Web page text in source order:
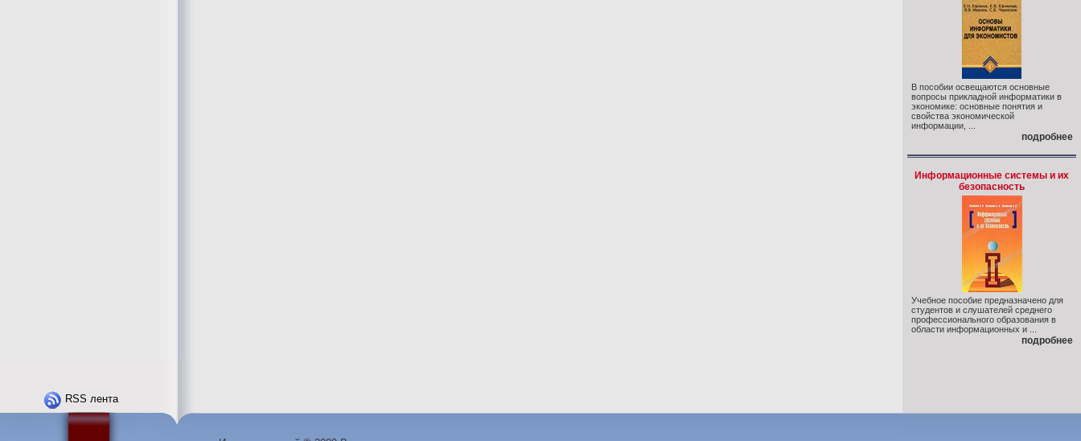
В пособии освещаются основные
вопросы прикладной информатики в
экономике: основные понятия и
свойства экономической
информации, ...
подробнее
Информационные системы и их
безопасность
Учебное пособие предназначено для
студентов и слушателей среднего
профессионального образования в
области информационных и ...
подробнее
RSS лента